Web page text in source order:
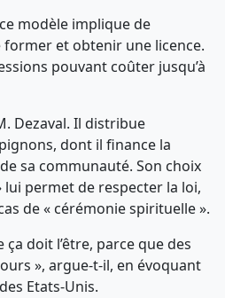
modèle implique de
et obtenir une licence.
pouvant coûter jusqu’à
Dezaval. Il distribue
dont il finance la
sa communauté. Son choix
lui permet de respecter la loi,
de « cérémonie spirituelle ».
ça doit l’être, parce que des
», argue-t-il, en évoquant
Etats-Unis.